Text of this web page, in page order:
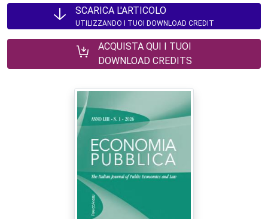
SCARICA L'ARTICOLO
UTILIZZANDO I TUOI DOWNLOAD CREDIT
ACQUISTA QUI I TUOI
DOWNLOAD CREDITS